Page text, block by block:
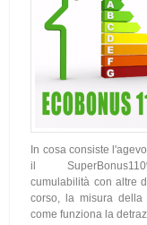
In cosa consiste
il
cumulabilità con altre
corso, la misura della
come funziona la